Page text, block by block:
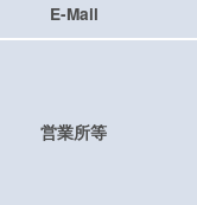
E-Mail
営業所等